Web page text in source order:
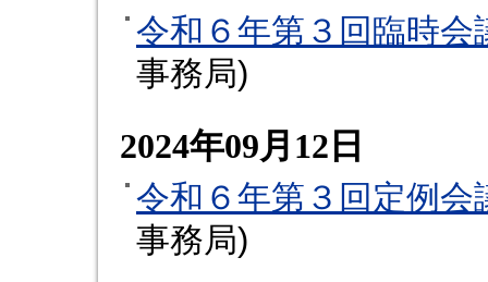
令和６年第３回臨時会
事務局)
2024年09月12日
令和６年第３回定例会
事務局)